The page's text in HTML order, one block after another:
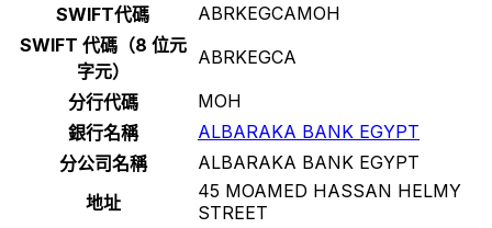
SWIFT代碼
ABRKEGCAMOH
SWIFT 代碼（8 位元
字元）
ABRKEGCA
分行代碼
MOH
銀行名稱
ALBARAKA BANK EGYPT
分公司名稱
ALBARAKA BANK EGYPT
地址
45 MOAMED HASSAN HELMY
STREET